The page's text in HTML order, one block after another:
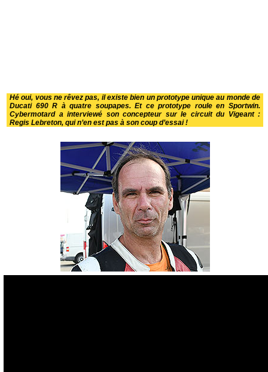
Hé oui, vous ne rêvez pas, il existe bien un prototype unique au monde de
Ducati 690 R à quatre soupapes. Et ce prototype roule en Sportwin.
Cybermotard a interviewé son concepteur sur le circuit du Vigeant :
Regis Lebreton, qui n’en est pas à son coup d’essai !